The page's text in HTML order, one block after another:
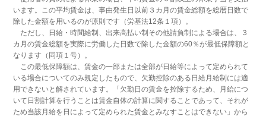
います。この平均賃金は、事由発生日以前３カ月の賃金総額を総暦日数で
除した金額を用いるのが原則です（労基法12条１項）。
ただし、日給・時間給制、出来高払い制その他請負制による場合は、３
カ月の賃金総額を実際に労働した日数で除した金額の60％が最低保障額と
なります（同項１号）。
この最低保障額は、賃金の一部または全部が日給等によって定められて
いる場合についてのみ規定したもので、欠勤控除のある日給月給制には適
用できないと解されています。「欠勤日の賃金を控除するため、月給につ
いて日割計算を行うことは賃金自体の計算に関することであって、それが
ため当該月給を日によって定められた賃金とみなすことはできない」から